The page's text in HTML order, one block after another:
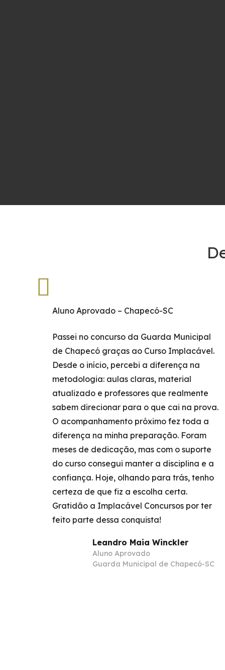
Aluno Aprovado – Chapecó-SC
Passei no concurso da Guarda Municipal
de Chapecó graças ao Curso Implacável.
Desde o início, percebi a diferença na
metodologia: aulas claras, material
atualizado e professores que realmente
sabem direcionar para o que cai na prova.
O acompanhamento próximo fez toda a
diferença na minha preparação. Foram
meses de dedicação, mas com o suporte
do curso consegui manter a disciplina e a
confiança. Hoje, olhando para trás, tenho
certeza de que fiz a escolha certa.
Gratidão a Implacável Concursos por ter
feito parte dessa conquista!
Leandro Maia Winckler
Aluno Aprovado
Guarda Municipal de Chapecó-SC